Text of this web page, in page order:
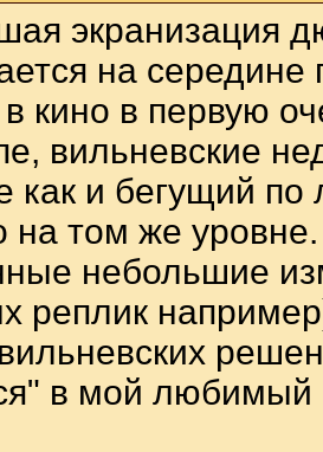
экранизация
на середине
кино в первую
вильневские
как и бегущий
на том же уровне.
небольшие
реплик
в мой любимый